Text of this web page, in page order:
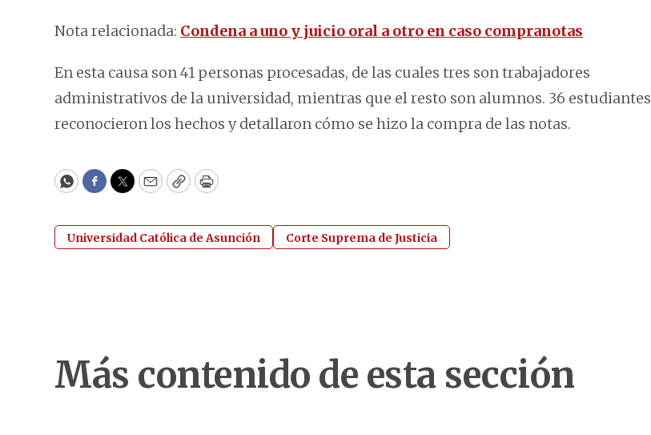
Nota relacionada: Condena a uno y juicio oral a otro en caso compranotas
En esta causa son 41 personas procesadas, de las cuales tres son trabajadores
administrativos de la universidad, mientras que el resto son alumnos. 36 estudiantes
reconocieron los hechos y detallaron cómo se hizo la compra de las notas.
WhatsApp
Facebook
Twitter
EmailCopyPrint
Universidad Católica de Asunción Corte Suprema de Justicia
Más contenido de esta sección